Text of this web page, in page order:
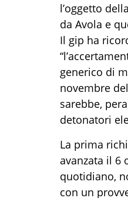
l’oggetto
da Avola e
Il gip ha
generico di
novembre
sarebbe,
detonatori
La prima
avanzata il 6
quotidiano,
con un